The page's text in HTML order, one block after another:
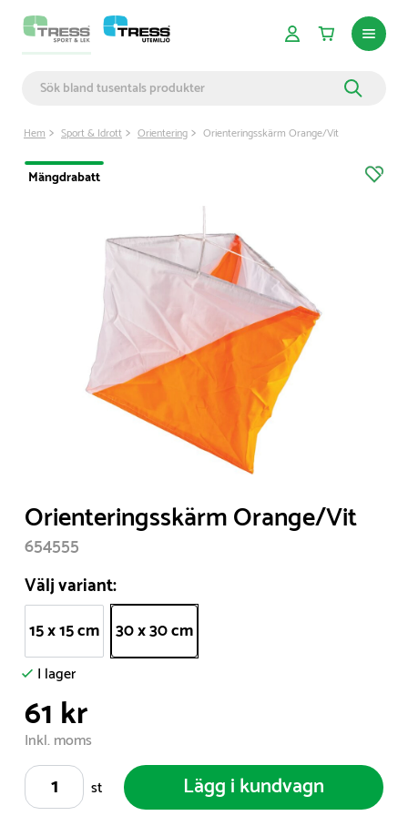
Hem Sport & Idrott Orientering Orienteringsskärm Orange/Vit
Mängdrabatt
1
of
1
Orienteringsskärm Orange/Vit
654555
Välj variant:
15 x 15 cm 30 x 30 cm
I lager
61 kr
Inkl. moms
st
Lägg i kundvagn